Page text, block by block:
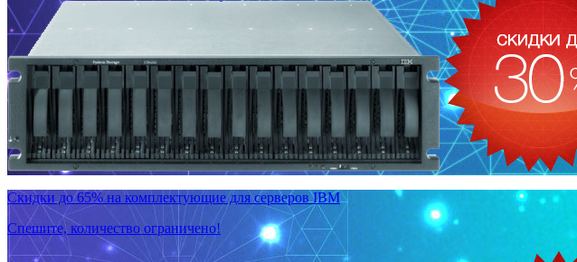
Скидки до 65% на комплектующие для серверов IBM
Спешите, количество ограничено!